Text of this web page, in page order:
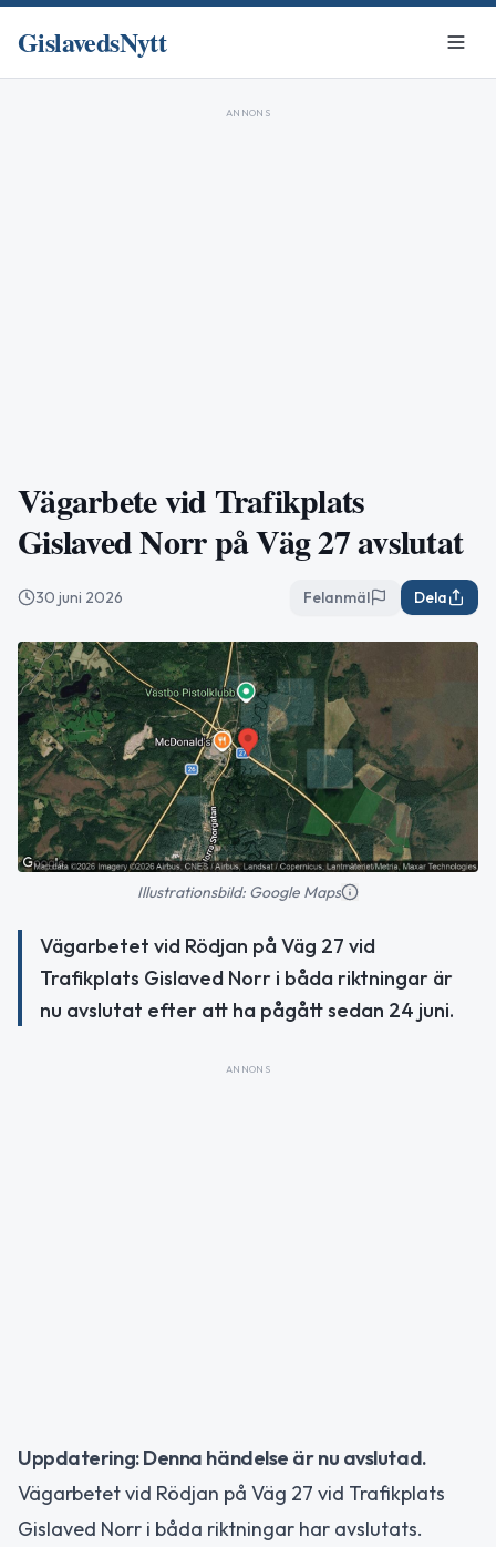
GislavedsNytt
ANNONS
Vägarbete vid Trafikplats
Gislaved Norr på Väg 27 avslutat
30 juni 2026 Felanmäl Dela
Illustrationsbild: Google Maps
Vägarbetet vid Rödjan på Väg 27 vid
Trafikplats Gislaved Norr i båda riktningar är
nu avslutat efter att ha pågått sedan 24 juni.
ANNONS
Uppdatering: Denna händelse är nu avslutad.
Vägarbetet vid Rödjan på Väg 27 vid Trafikplats
Gislaved Norr i båda riktningar har avslutats.